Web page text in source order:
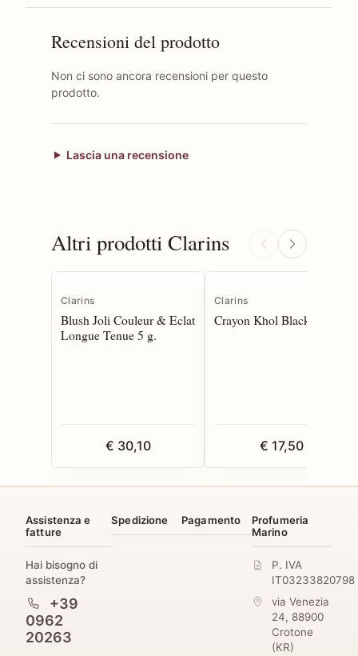
Recensioni del prodotto
Non ci sono ancora recensioni per questo
prodotto.
Lascia una recensione
Altri prodotti Clarins
Clarins
Blush Joli Couleur & Eclat
Longue Tenue 5 g.
€ 30,10
Clarins
Crayon Khol Black 1.05 g.
€ 17,50
Assistenza e
fatture
Hai bisogno di
assistenza?
+39
0962
20263
Spedizione Pagamento
Profumeria
Marino
P. IVA
IT03233820798
via Venezia
24, 88900
Crotone
(KR)